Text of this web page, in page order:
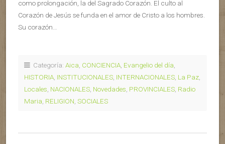
como prolongación, la del Sagrado Corazón. El culto al
Corazón de Jesús se funda en el amor de Cristo a los hombres.
Su corazón…
Categoría: Aica CONCIENCIA Evangelio del día
HISTORIA INSTITUCIONALES INTERNACIONALES La Paz
Locales NACIONALES Novedades PROVINCIALES Radio
Maria RELIGION SOCIALES